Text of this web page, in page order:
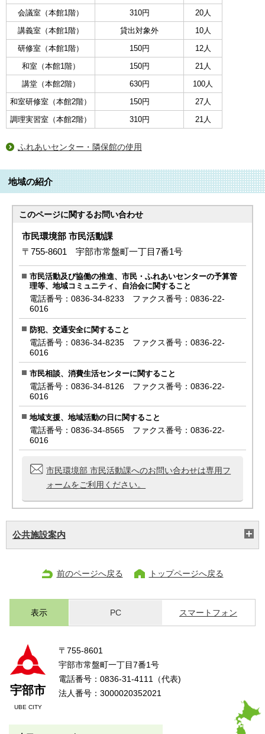
会議室（本館1階）
310円
20人
講義室（本館1階）
貸出対象外
10人
研修室（本館1階）
150円
12人
和室（本館1階）
150円
21人
講堂（本館2階）
630円
100人
和室研修室（本館2階）
150円
27人
調理実習室（本館2階）
310円 21人
ふれあいセンター・隣保館の使用
地域の紹介
このページに関するお問い合わせ
市民環境部 市民活動課
〒755-8601 宇部市常盤町一丁目7番1号
市民活動及び協働の推進、市民・ふれあいセンターの予算管
理等、地域コミュニティ、自治会に関すること
電話番号：0836-34-8233 ファクス番号：0836-22-
6016
防犯、交通安全に関すること
電話番号：0836-34-8235 ファクス番号：0836-22-
6016
市民相談、消費生活センターに関すること
電話番号：0836-34-8126 ファクス番号：0836-22-
6016
地域支援、地域活動の日に関すること
電話番号：0836-34-8565 ファクス番号：0836-22-
6016
市民環境部 市民活動課へのお問い合わせは専用フ
ォームをご利用ください。
公共施設案内
前のページへ戻る トップページへ戻る
表示 PC スマートフォン
宇部市
UBE CITY
〒755-8601
宇部市常盤町一丁目7番1号
電話番号：0836-31-4111（代表)
法人番号：3000020352021